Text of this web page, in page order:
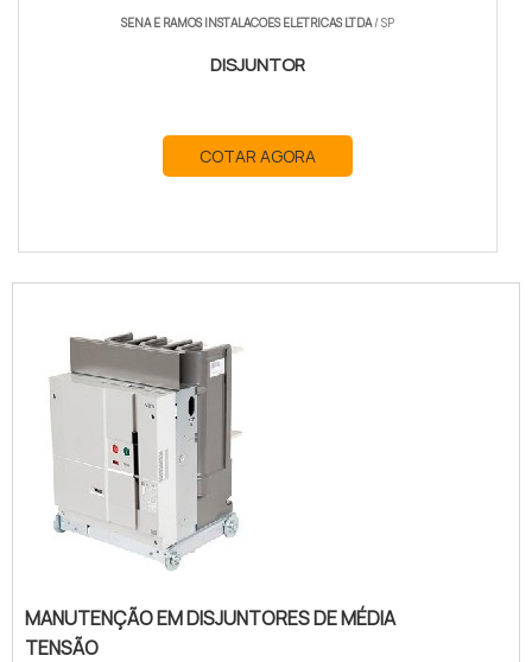
SENA E RAMOS INSTALACOES ELETRICAS LTDA/ SP
DISJUNTOR
COTAR AGORA
MANUTENÇÃO EM DISJUNTORES DE MÉDIA
TENSÃO